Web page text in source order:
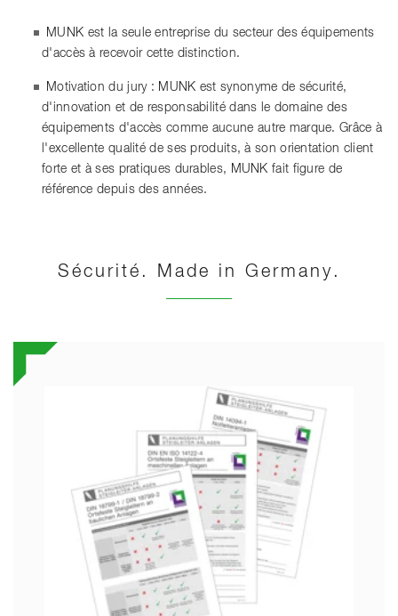
MUNK est la seule entreprise du secteur des équipements
d'accès à recevoir cette distinction.
Motivation du jury : MUNK est synonyme de sécurité,
d'innovation et de responsabilité dans le domaine des
équipements d'accès comme aucune autre marque. Grâce à
l'excellente qualité de ses produits, à son orientation client
forte et à ses pratiques durables, MUNK fait figure de
référence depuis des années.
Sécurité. Made in Germany.